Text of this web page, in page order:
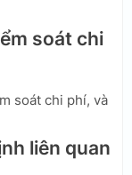
soát chi
soát chi phí, và
liên quan